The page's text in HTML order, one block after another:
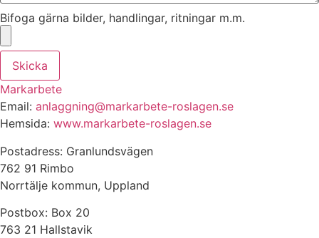
Bifoga gärna bilder, handlingar, ritningar m.m.
Skicka
Markarbete
Email: anlaggning@markarbete-roslagen.se
Hemsida: www.markarbete-roslagen.se
Postadress: Granlundsvägen
762 91 Rimbo
Norrtälje kommun, Uppland
Postbox: Box 20
763 21 Hallstavik